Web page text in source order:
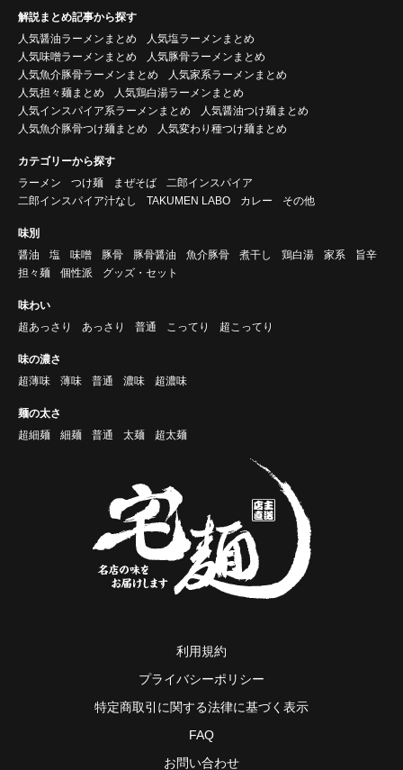
解説まとめ記事から探す
人気醤油ラーメンまとめ
人気塩ラーメンまとめ
人気味噌ラーメンまとめ
人気豚骨ラーメンまとめ
人気魚介豚骨ラーメンまとめ
人気家系ラーメンまとめ
人気担々麺まとめ
人気鶏白湯ラーメンまとめ
人気インスパイア系ラーメンまとめ
人気醤油つけ麺まとめ
人気魚介豚骨つけ麺まとめ
人気変わり種つけ麺まとめ
カテゴリーから探す
ラーメン
つけ麺 まぜそば
二郎インスパイア
二郎インスパイア汁なし
TAKUMEN LABO カレー その他
味別
醤油
塩 味噌 豚骨 豚骨醤油 魚介豚骨 煮干し 鶏白湯 家系
旨辛
担々麺
個性派 グッズ・セット
味わい
超あっさり
あっさり 普通 こってり 超こってり
味の濃さ
超薄味
薄味 普通 濃味 超濃味
麺の太さ
超細麺
細麺 普通 太麺 超太麺
利用規約
プライバシーポリシー
特定商取引に関する法律に基づく表示
FAQ
お問い合わせ